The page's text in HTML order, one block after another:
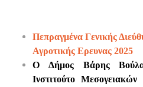
Πεπραγμένα Γενικής
Αγροτικής Ερευνας 2025
Ο Δήμος Βάρης
Ινστιτούτο